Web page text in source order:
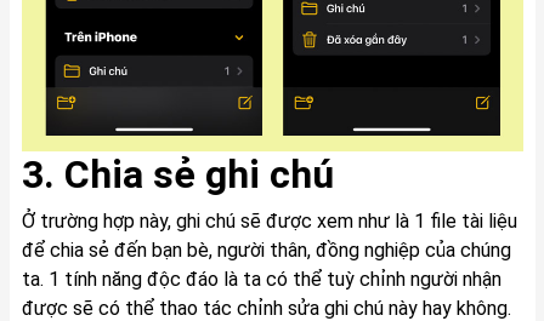
3. Chia sẻ ghi chú
Ở trường hợp này, ghi chú sẽ được xem như là 1 file tài liệu
để chia sẻ đến bạn bè, người thân, đồng nghiệp của chúng
ta. 1 tính năng độc đáo là ta có thể tuỳ chỉnh người nhận
được sẽ có thể thao tác chỉnh sửa ghi chú này hay không.